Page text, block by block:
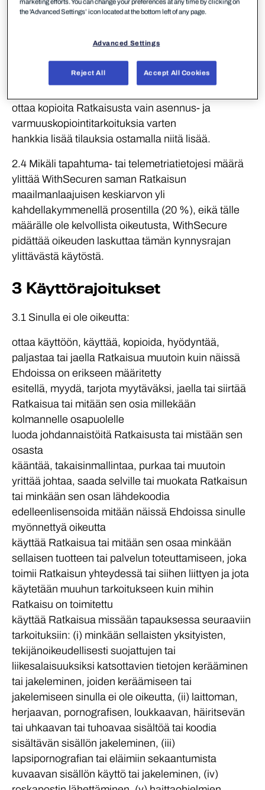
tilauksen.
asentaa Ratkaisu vain niin monelle käyttäjälle,
laitteelle tai tilille kuin Ratkaisu on tilattu ja käyttää
ottaa kopioita Ratkaisusta vain asennus- ja
varmuuskopiointitarkoituksia varten
hankkia lisää tilauksia ostamalla niitä lisää.
2.4 Mikäli tapahtuma- tai telemetriatietojesi määrä
ylittää WithSecuren saman Ratkaisun
maailmanlaajuisen keskiarvon yli
kahdellakymmenellä prosentilla (20 %), eikä tälle
määrälle ole kelvollista oikeutusta, WithSecure
pidättää oikeuden laskuttaa tämän kynnysrajan
ylittävästä käytöstä.
3 Käyttörajoitukset
3.1 Sinulla ei ole oikeutta:
ottaa käyttöön, käyttää, kopioida, hyödyntää,
paljastaa tai jaella Ratkaisua muutoin kuin näissä
Ehdoissa on erikseen määritetty
esitellä, myydä, tarjota myytäväksi, jaella tai siirtää
Ratkaisua tai mitään sen osia millekään
kolmannelle osapuolelle
luoda johdannaistöitä Ratkaisusta tai mistään sen
osasta
kääntää, takaisinmallintaa, purkaa tai muutoin
yrittää johtaa, saada selville tai muokata Ratkaisun
tai minkään sen osan lähdekoodia
edelleenlisensoida mitään näissä Ehdoissa sinulle
myönnettyä oikeutta
käyttää Ratkaisua tai mitään sen osaa minkään
sellaisen tuotteen tai palvelun toteuttamiseen, joka
toimii Ratkaisun yhteydessä tai siihen liittyen ja jota
käytetään muuhun tarkoitukseen kuin mihin
Ratkaisu on toimitettu
käyttää Ratkaisua missään tapauksessa seuraaviin
tarkoituksiin: (i) minkään sellaisten yksityisten,
tekijänoikeudellisesti suojattujen tai
liikesalaisuuksiksi katsottavien tietojen kerääminen
tai jakeleminen, joiden keräämiseen tai
jakelemiseen sinulla ei ole oikeutta, (ii) laittoman,
herjaavan, pornografisen, loukkaavan, häiritsevän
tai uhkaavan tai tuhoavaa sisältöä tai koodia
sisältävän sisällön jakeleminen, (iii)
lapsipornografian tai eläimiin sekaantumista
kuvaavan sisällön käyttö tai jakeleminen, (iv)
marketing efforts. You can change your preferences at any time by clicking on
the 'Advanced Settings’ icon located at the bottom left of any page.
Advanced Settings
Reject All Accept All Cookies